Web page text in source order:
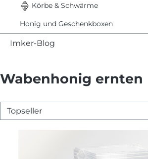
Körbe & Schwärme
Honig und Geschenkboxen
Imker-Blog
Wabenhonig ernten